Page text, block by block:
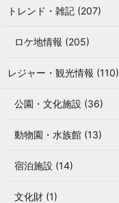
トレンド・雑記 (207)
ロケ地情報 (205)
レジャー・観光情報 (110)
公園・文化施設 (36)
動物園・水族館 (13)
宿泊施設 (14)
文化財 (1)